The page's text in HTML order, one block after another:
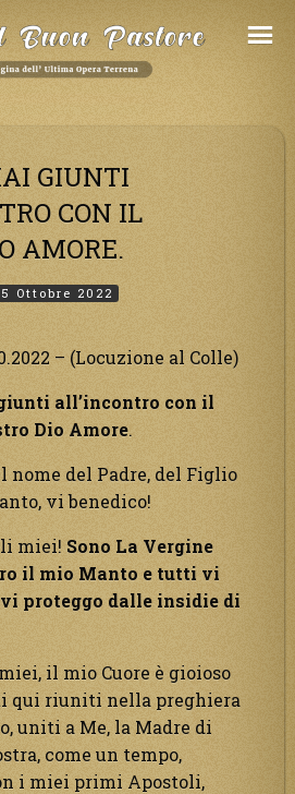
GIUNTI
CON IL
AMORE.
5 Ottobre 2022
– (Locuzione al Colle)
all’incontro con il
Dio Amore.
nome del Padre, del Figlio
vi benedico!
miei! Sono La Vergine
il mio Manto e tutti vi
proteggo dalle insidie di
il mio Cuore è gioioso
qui riuniti nella preghiera
uniti a Me, la Madre di
come un tempo,
i miei primi Apostoli,